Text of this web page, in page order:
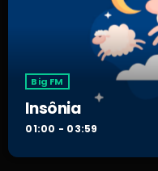
Big FM
Insônia
01:00 - 03:59